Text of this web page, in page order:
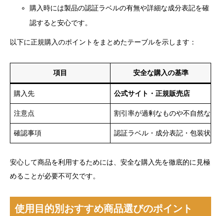
購入時には製品の認証ラベルの有無や詳細な成分表記を確
認すると安心です。
以下に正規購入のポイントをまとめたテーブルを示します：
項目 安全な購入の基準
購入先 公式サイト・正規販売店
注意点 割引率が過剰なものや不自然な商
確認事項 認証ラベル・成分表記・包装状態
安心して商品を利用するためには、安全な購入先を徹底的に見極
めることが必要不可欠です。
使用目的別おすすめ商品選びのポイント